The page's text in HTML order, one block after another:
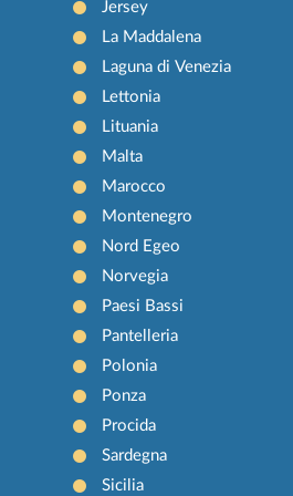
Jersey
La Maddalena
Laguna di Venezia
Lettonia
Lituania
Malta
Marocco
Montenegro
Nord Egeo
Norvegia
Paesi Bassi
Pantelleria
Polonia
Ponza
Procida
Sardegna
Sicilia